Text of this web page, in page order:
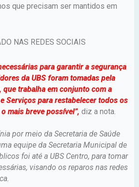
que precisam ser mantidos em
NAS REDES SOCIAIS
para garantir a segurança
da UBS foram tomadas pela
que trabalha em conjunto com a
Serviços para restabelecer todos os
mais breve possível”, diz a nota.
por meio da Secretaria de Saúde
equipe da Secretaria Municipal de
foi até a UBS Centro, para tomar
visando os reparos nas redes